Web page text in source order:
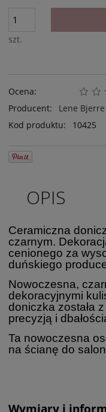
szt.
Ocena:
Producent:
Lene
Kod produktu:
10425
OPIS
Ceramiczna
czarnym.
cenionego za
duńskiego
Nowoczesna,
dekoracyjnymi
doniczka została
precyzją i
Ta nowoczesna
na ścianę do
Wymiary i